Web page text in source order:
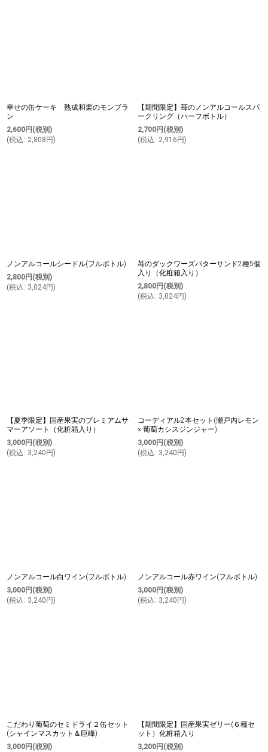
幸せの缶ケーキ 熟成和栗のモンブラ
ン
2,600円 (税別)
(税込 : 2,808 円)
【期間限定】苺のノンアルコールスパ
ークリング（ハーフボトル）
2,700円 (税別)
(税込 : 2,916 円)
ノンアルコールシードル(フルボトル)
2,800円 (税別)
(税込 : 3,024円)
苺のダックワーズバターサンド2種5個
入り（化粧箱入り）
2,800円 (税別)
(税込 : 3,024円)
【夏季限定】国産果実のプレミアムサ
マーアソート（化粧箱入り）
3,000円 (税別)
(税込 : 3,240 円)
コーディアル2本セット(瀬戸内レモン
× 葡萄カシスジンジャー)
3,000円 (税別)
(税込 : 3,240 円)
ノンアルコール白ワイン(フルボトル)
3,000円 (税別)
(税込 : 3,240 円)
ノンアルコール赤ワイン(フルボトル)
3,000円 (税別)
(税込 : 3,240 円)
こだわり葡萄のセミドライ２缶セット
(シャインマスカット＆巨峰)
3,000円 (税別)
【期間限定】国産果実ゼリー(６種セ
ット）化粧箱入り
3,200円 (税別)